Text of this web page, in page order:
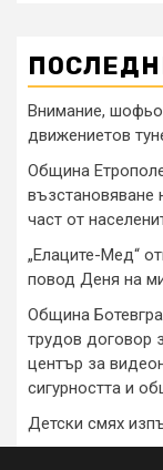
Внимание,
движениетов
Община
възстановяване
част от
„Елаците-Мед“
повод Деня на
Община
трудов договор
център за
сигурността и
Детски смях